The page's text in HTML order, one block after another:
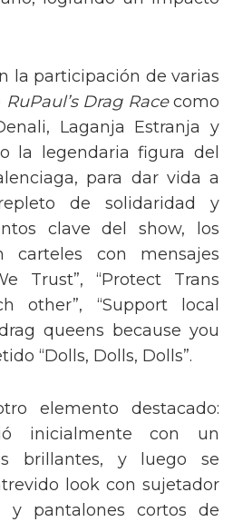
la participación de varias
RuPaul’s Drag Racecomo
Laganja Estranja y
la legendaria figura del
para dar vida a
de solidaridad y
clave del show, los
carteles con mensajes
Trust”, “Protect Trans
other”, “Support local
queens because you
“Dolls, Dolls, Dolls”.
elemento destacado:
inicialmente con un
brillantes, y luego se
look con sujetador
y pantalones cortos de